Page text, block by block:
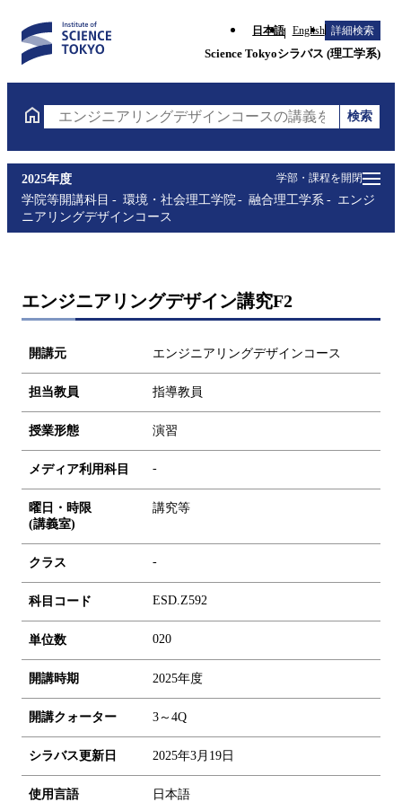
日本語 English 詳細検索
Science Tokyoシラバス (理工学系)
エンジニアリングデザインコースの講義を検索（講
検索
学部・課程を開閉
2025年度
学院等開講科目
環境・社会理工学院 融合理工学系
エンジ
ニアリングデザインコース
エンジニアリングデザイン講究F2
開講元 エンジニアリングデザインコース
担当教員 指導教員
授業形態 演習
メディア利用科目 -
曜日・時限
(講義室)
講究等
クラス -
科目コード ESD.Z592
単位数 020
開講時期 2025年度
開講クォーター 3～4Q
シラバス更新日 2025年3月19日
使用言語 日本語